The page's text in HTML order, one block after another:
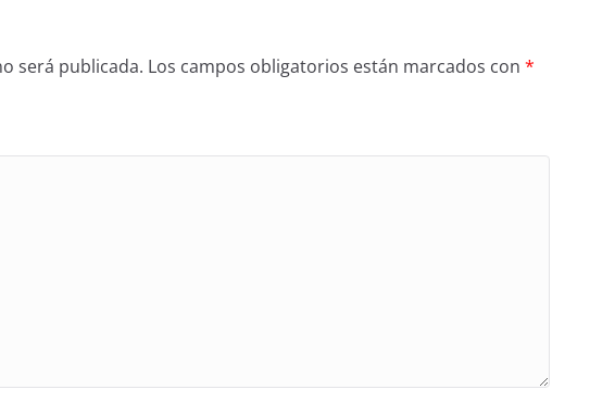
será publicada. Los campos obligatorios están marcados con *